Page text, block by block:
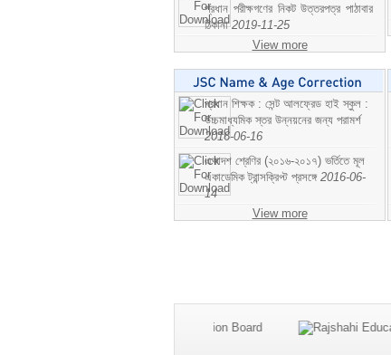
প্রধান পরীক্ষগণের নিকট উত্তরপত্র পাঠাবার
ঠিকানা2019-11-25
View more
প্রধান শিক্ষক : সেন্ট আলফ্রেড হাই স্কুল :
উচ্চমাধ্যমিক স্তর উন্নয়নের জন্য পরামর্শ
2016-06-16
একাদশ শ্রেণির (২০১৬-২০১৭) ভর্তিতে মূল
একাডেমিক ট্রান্সক্রিপ্ট প্রসঙ্গে 2016-06-
14
View more